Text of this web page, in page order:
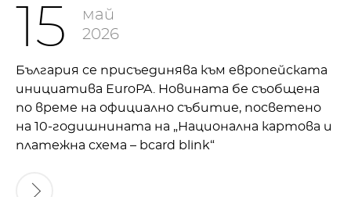
15
май
2026
България се присъединява към европейската
инициатива EuroPA. Новината бе съобщена
по време на официално събитие, посветено
на 10-годишнината на „Национална картова и
платежна схема – bcard blink“